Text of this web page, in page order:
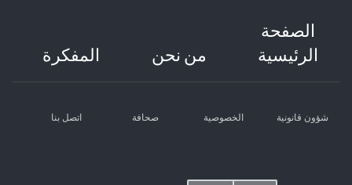
الصفحة
الرئيسية
من نحن المفكرة
شؤون قانونية الخصوصية صحافة اتصل بنا